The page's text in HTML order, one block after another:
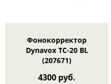
Фонокорректор
Dynavox TC-20 BL
(207671)
4300 руб.